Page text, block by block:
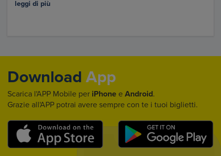
leggi di più
Download App
Scarica l'APP Mobile per iPhone e Android.
Grazie all'APP potrai avere sempre con te i tuoi biglietti.